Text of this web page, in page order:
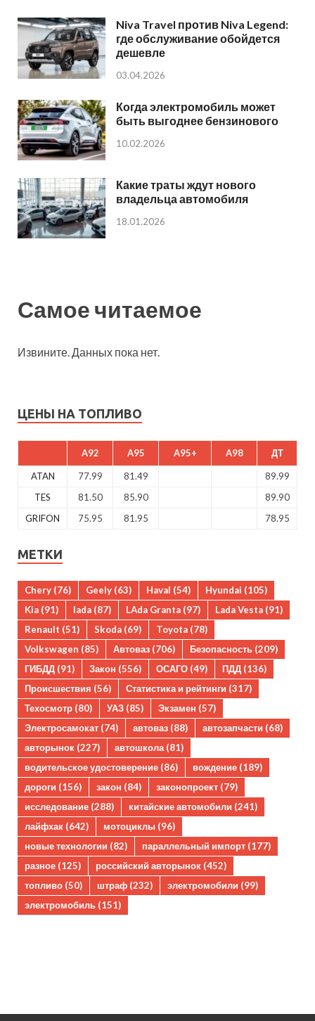
Niva Travel против Niva Legend:
где обслуживание обойдется
дешевле
03.04.2026
Когда электромобиль может
быть выгоднее бензинового
10.02.2026
Какие траты ждут нового
владельца автомобиля
18.01.2026
Самое читаемое
Извините. Данных пока нет.
ЦЕНЫ НА ТОПЛИВО
A92 A95 A95+ A98 ДТ
ATAN 77.99 81.49
89.99
TES
81.50 85.90
89.90
GRIFON
75.95 81.95 78.95
МЕТКИ
Chery (76) Geely (63) Haval (54) Hyundai (105)
Kia (91) lada (87) LAda Granta (97) Lada Vesta (91)
Renault (51) Skoda (69) Toyota (78)
Volkswagen (85) Автоваз (706) Безопасность (209)
ГИБДД (91) Закон (556) ОСАГО (49) ПДД (136)
Происшествия (56) Статистика и рейтинги (317)
Техосмотр (80) УАЗ (85) Экзамен (57)
Электросамокат (74) автоваз (88) автозапчасти (68)
авторынок (227) автошкола(81)
водительское удостоверение (86) вождение (189)
дороги (156) закон (84) законопроект (79)
исследование (288) китайские автомобили (241)
лайфхак (642) мотоциклы (96)
новые технологии (82) параллельный импорт (177)
разное (125) российский авторынок (452)
топливо (50) штраф (232) электромобили (99)
электромобиль (151)